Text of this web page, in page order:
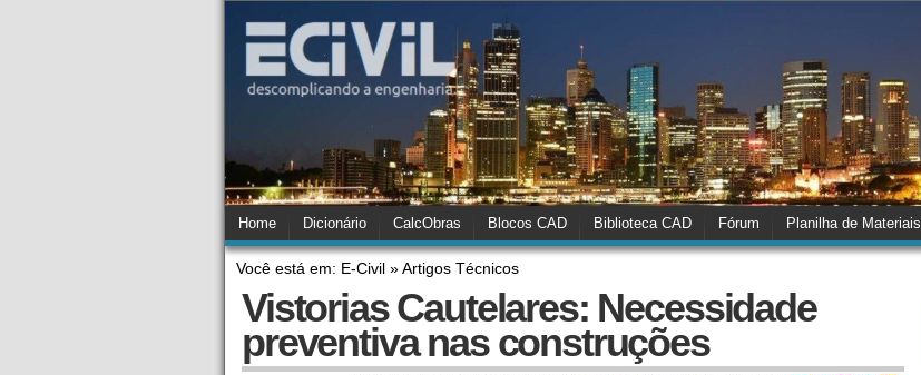
Home Dicionário CalcObras Blocos CAD Biblioteca CAD Fórum Planilha de Materiais
Você está em: E-Civil » Artigos Técnicos
Vistorias Cautelares: Necessidade
preventiva nas construções